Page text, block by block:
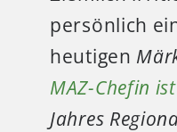
persönlich
heutigen
MAZ-Chefin ist
Jahres